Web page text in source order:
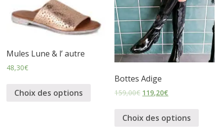
r
s
Mules Lune & l’ autre
48,30€
Choix des options
Bottes Adige
159,00€ 119,20€
Choix des options